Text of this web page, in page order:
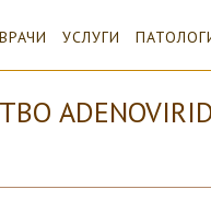
ВРАЧИ УСЛУГИ